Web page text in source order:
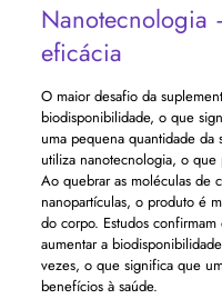
Nanotecnologia
eficácia
O maior desafio da
biodisponibilidade, o que
uma pequena quantidade
utiliza nanotecnologia, o
Ao quebrar as moléculas de
nanopartículas, o produto é
do corpo. Estudos
aumentar a
vezes, o que significa que
benefícios à saúde.